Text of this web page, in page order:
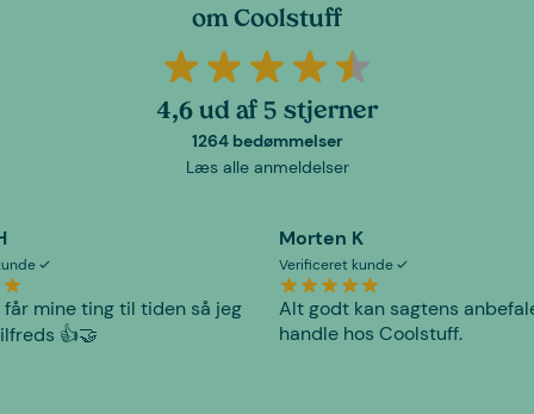
om Coolstuff
4,6 ud af 5 stjerner
1264 bedømmelser
Læs alle anmeldelser
får mine ting til tiden så jeg
👍🤝
Morten K
Verificeret kunde
Alt godt kan sagtens
handle hos Coolstuff.